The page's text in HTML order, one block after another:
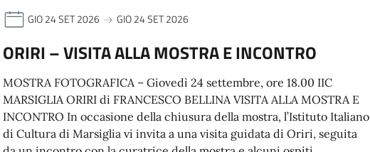
GIO 24 SET 2026 GIO 24 SET 2026
ORIRI – VISITA ALLA MOSTRA E INCONTRO
MOSTRA FOTOGRAFICA – Giovedì 24 settembre, ore 18.00 IIC
MARSIGLIA ORIRI di FRANCESCO BELLINA VISITA ALLA MOSTRA E
INCONTRO In occasione della chiusura della mostra, l’Istituto Italiano
di Cultura di Marsiglia vi invita a una visita guidata di Oriri, seguita